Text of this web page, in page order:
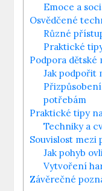
Emoce a
Osvědčené
Různé
Praktické
Podpora
Jak podpořit
potřebám
Praktické tipy
Techniky a
Souvislost mezi
Jak pohyb
Vytvoření
Závěrečné